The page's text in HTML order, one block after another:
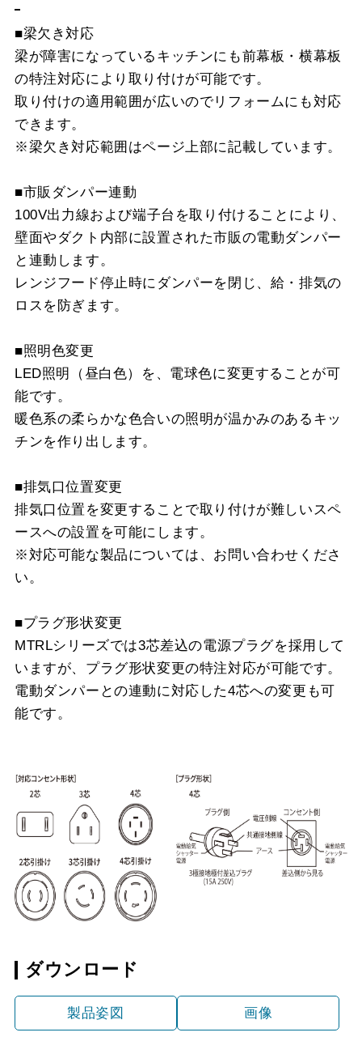
■梁欠き対応
梁が障害になっているキッチンにも前幕板・横幕板
の特注対応により取り付けが可能です。
取り付けの適用範囲が広いのでリフォームにも対応
できます。
※梁欠き対応範囲はページ上部に記載しています。
■市販ダンパー連動
100V出力線および端子台を取り付けることにより、
壁面やダクト内部に設置された市販の電動ダンパー
と連動します。
レンジフード停止時にダンパーを閉じ、給・排気の
ロスを防ぎます。
■照明色変更
LED照明（昼白色）を、電球色に変更することが可
能です。
暖色系の柔らかな色合いの照明が温かみのあるキッ
チンを作り出します。
■排気口位置変更
排気口位置を変更することで取り付けが難しいスペ
ースへの設置を可能にします。
※対応可能な製品については、お問い合わせくださ
い。
■プラグ形状変更
MTRLシリーズでは3芯差込の電源プラグを採用して
いますが、プラグ形状変更の特注対応が可能です。
電動ダンパーとの連動に対応した4芯への変更も可
能です。
ダウンロード
製品姿図 画像